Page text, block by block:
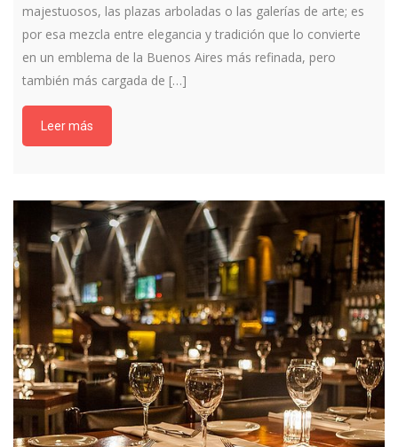
majestuosos, las plazas arboladas o las galerías de arte; es
por esa mezcla entre elegancia y tradición que lo convierte
en un emblema de la Buenos Aires más refinada, pero
también más cargada de […]
Leer más